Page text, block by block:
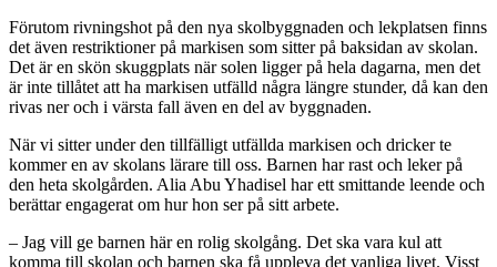
Förutom rivningshot på den nya skolbyggnaden och lekplatsen finns
det även restriktioner på markisen som sitter på baksidan av skolan.
Det är en skön skuggplats när solen ligger på hela dagarna, men det
är inte tillåtet att ha markisen utfälld några längre stunder, då kan den
rivas ner och i värsta fall även en del av byggnaden.
När vi sitter under den tillfälligt utfällda markisen och dricker te
kommer en av skolans lärare till oss. Barnen har rast och leker på
den heta skolgården. Alia Abu Yhadisel har ett smittande leende och
berättar engagerat om hur hon ser på sitt arbete.
– Jag vill ge barnen här en rolig skolgång. Det ska vara kul att
komma till skolan och barnen ska få uppleva det vanliga livet. Visst